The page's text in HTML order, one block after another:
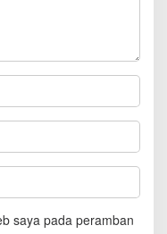
saya pada peramban